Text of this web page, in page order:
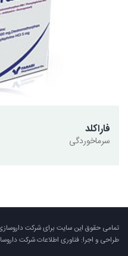
فاراکلد
سرماخوردگی
تمامی حقوق این سایت برای شرکت داروسازی
طراحی و اجرا: فناوری اطلاعات شرکت